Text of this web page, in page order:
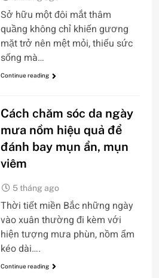
Sở hữu một đôi mắt thâm
quầng không chỉ khiến gương
mặt trở nên mệt mỏi, thiếu sức
sống mà…
Continue reading
Cách chăm sóc da ngày
mưa nồm hiệu quả để
đánh bay mụn ẩn, mụn
viêm
5 tháng ago
Thời tiết miền Bắc những ngày
vào xuân thường đi kèm với
hiện tượng mưa phùn, nồm ẩm
kéo dài….
Continue reading